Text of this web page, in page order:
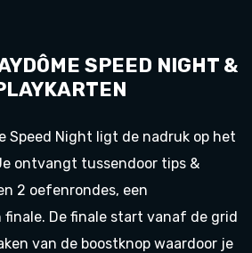
SPEED NIGHT &
Speed Night ligt de nadruk op het
ontvangt tussendoor tips &
2 oefenrondes, een
De finale start vanaf de grid
van de boostknop waardoor je